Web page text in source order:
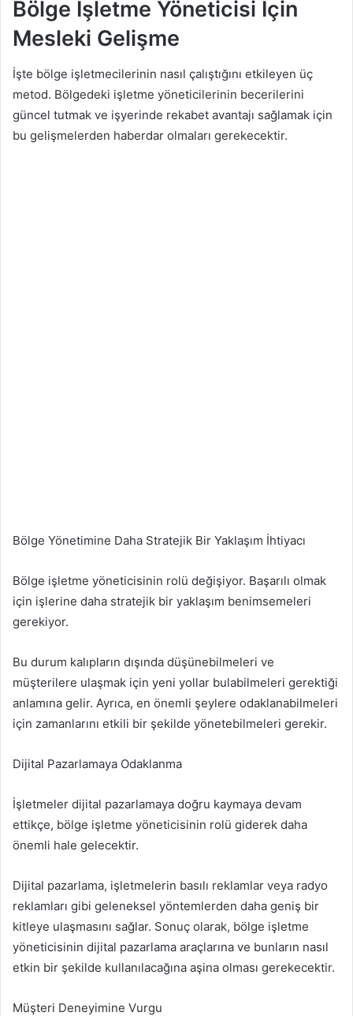
Bölge İşletme Yöneticisi İçin
Mesleki Gelişme
İşte bölge işletmecilerinin nasıl çalıştığını etkileyen üç
metod. Bölgedeki işletme yöneticilerinin becerilerini
güncel tutmak ve işyerinde rekabet avantajı sağlamak için
bu gelişmelerden haberdar olmaları gerekecektir.
Bölge Yönetimine Daha Stratejik Bir Yaklaşım İhtiyacı
Bölge işletme yöneticisinin rolü değişiyor. Başarılı olmak
için işlerine daha stratejik bir yaklaşım benimsemeleri
gerekiyor.
Bu durum kalıpların dışında düşünebilmeleri ve
müşterilere ulaşmak için yeni yollar bulabilmeleri gerektiği
anlamına gelir. Ayrıca, en önemli şeylere odaklanabilmeleri
için zamanlarını etkili bir şekilde yönetebilmeleri gerekir.
Dijital Pazarlamaya Odaklanma
İşletmeler dijital pazarlamaya doğru kaymaya devam
ettikçe, bölge işletme yöneticisinin rolü giderek daha
önemli hale gelecektir.
Dijital pazarlama, işletmelerin basılı reklamlar veya radyo
reklamları gibi geleneksel yöntemlerden daha geniş bir
kitleye ulaşmasını sağlar. Sonuç olarak, bölge işletme
yöneticisinin dijital pazarlama araçlarına ve bunların nasıl
etkin bir şekilde kullanılacağına aşina olması gerekecektir.
Müşteri Deneyimine Vurgu